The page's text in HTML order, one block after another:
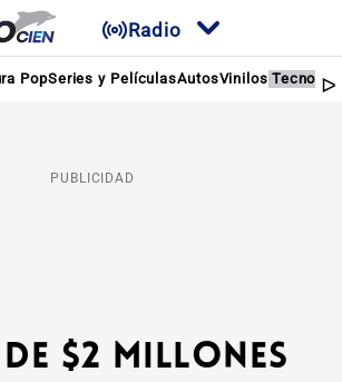
Radio
PopSeries y PelículasAutosVinilos
PUBLICIDAD
$2 Millones